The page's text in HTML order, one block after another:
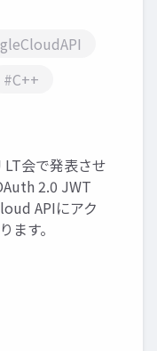
#C++
会で発表させ
2.0 JWT
APIにアク
ます。